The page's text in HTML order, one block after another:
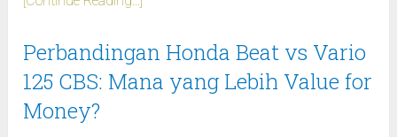
Perbandingan Honda Beat vs Vario
125 CBS: Mana yang Lebih Value for
Money?